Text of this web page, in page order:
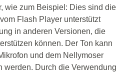
wie zum Beispiel: Dies sind die
Flash Player unterstützt
in anderen Versionen, die
können. Der Ton kann
und dem Nellymoser
werden. Durch die Verwendung